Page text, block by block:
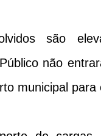
são
não
municipal para